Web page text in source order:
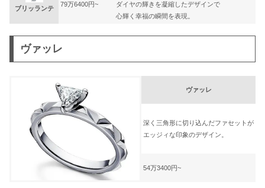
ブリッランテ
79万6400円~
ダイヤの輝きを凝縮したデザインで
心輝く幸福の瞬間を表現。
ヴァッレ
ヴァッレ
深く三角形に切り込んだファセットが
エッジィな印象のデザイン。
54万3400円~